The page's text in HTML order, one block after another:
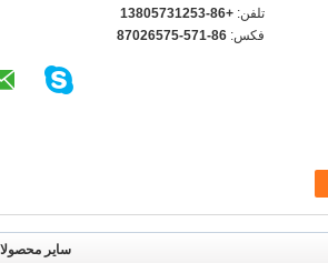
تلفن: +86-13805731253
فکس: 86-571-87026575
سایر